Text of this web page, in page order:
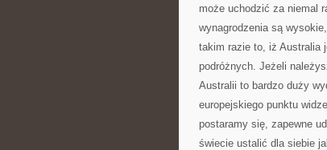
może uchodzić za niemal
wynagrodzenia są
takim razie to, iż Australia
podróżnych. Jeżeli
Australii to bardzo duży
europejskiego punktu
postaramy się, zapewne
świecie ustalić dla siebie